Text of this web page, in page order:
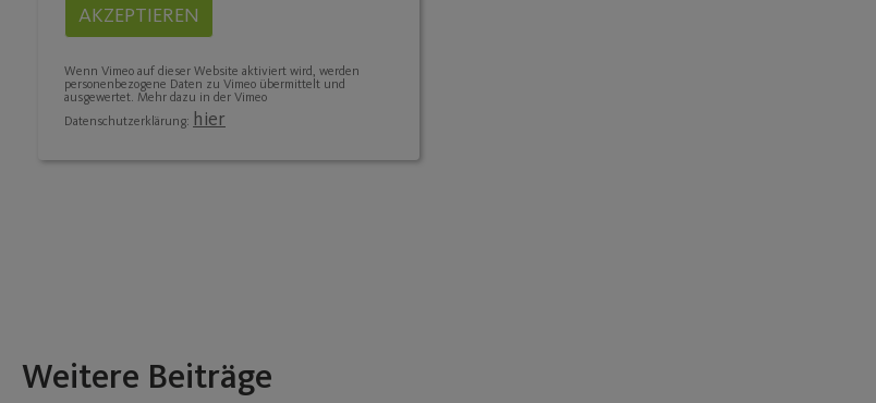
AKZEPTIEREN
Wenn Vimeo auf dieser Website aktiviert wird, werden
personenbezogene Daten zu Vimeo übermittelt und
ausgewertet. Mehr dazu in der Vimeo
Datenschutzerklärung: hier
Weitere Beiträge